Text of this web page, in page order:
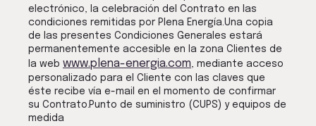
electrónico, la celebración del Contrato en las
condiciones remitidas por Plena Energía.Una copia
de las presentes Condiciones Generales estará
permanentemente accesible en la zona Clientes de
la web www.plena-energia.com, mediante acceso
personalizado para el Cliente con las claves que
éste recibe vía e-mail en el momento de confirmar
su Contrato.Punto de suministro (CUPS) y equipos de
medida